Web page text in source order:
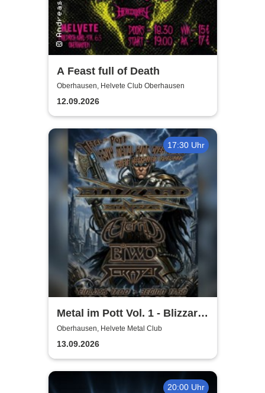
A Feast full of Death
Oberhausen, Helvete Club Oberhausen
12.09.2026
17:30 Uhr
Metal im Pott Vol. 1 - Blizzard
Hunter + Biwo + Scraper +
Aternia
Oberhausen, Helvete Metal Club
13.09.2026
20:00 Uhr